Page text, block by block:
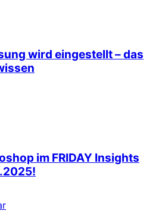
wird eingestellt – das
im FRIDAY Insights